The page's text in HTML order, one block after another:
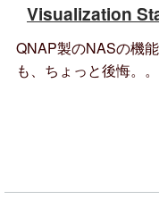
Visualization
QNAP製のNASの機
も、ちょっと後悔。